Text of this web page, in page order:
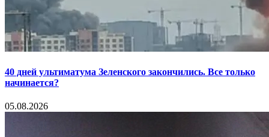
40 дней ультиматума Зеленского закончились. Все только
начинается?
05.08.2026